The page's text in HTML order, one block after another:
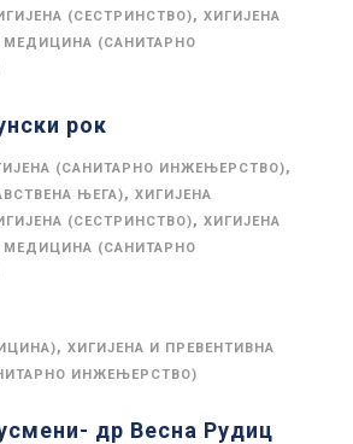
(СЕСТРИНСТВО), ХИГИЈЕНА
МЕДИЦИНА (САНИТАРНО
рок
(САНИТАРНО ИНЖЕЊЕРСТВО),
ЊЕГА), ХИГИЈЕНА
(СЕСТРИНСТВО), ХИГИЈЕНА
МЕДИЦИНА (САНИТАРНО
, ХИГИЈЕНА И ПРЕВЕНТИВНА
ИНЖЕЊЕРСТВО)
др Весна Рудиц